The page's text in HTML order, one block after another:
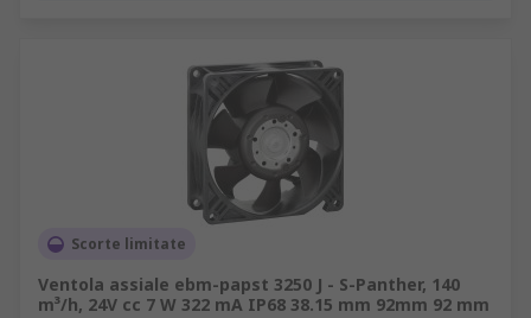
Scorte limitate
Ventola assiale ebm-papst 3250 J - S-Panther, 140
m³/h, 24V cc 7 W 322 mA IP68 38.15 mm 92mm 92 mm